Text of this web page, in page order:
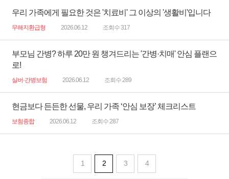
우리 가족에게 필요한 것은 '치료비' 그 이상의 '생활비'입니다
무해지환급형 2026.06.12 조회수 317
부모님 간병? 하루 20만 원 챙겨드리는 '간병·치매' 안심 플랜으
로!
실버·간병보험 2026.06.12 조회수 289
현금보다 든든한 선물, 우리 가족 ‘안심 보장’ 체크리스트
보험종합 2026.06.12 조회수 287
1 2 3 4